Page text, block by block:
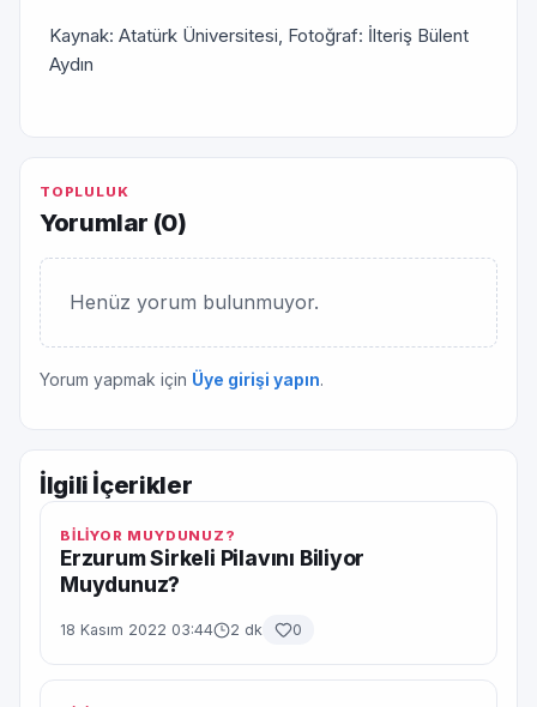
Kaynak: Atatürk Üniversitesi, Fotoğraf: İlteriş Bülent
Aydın
TOPLULUK
Yorumlar (0)
Henüz yorum bulunmuyor.
Yorum yapmak için Üye girişi yapın.
İlgili İçerikler
BİLİYOR MUYDUNUZ?
Erzurum Sirkeli Pilavını Biliyor
Muydunuz?
18 Kasım 2022 03:44 2 dk 0